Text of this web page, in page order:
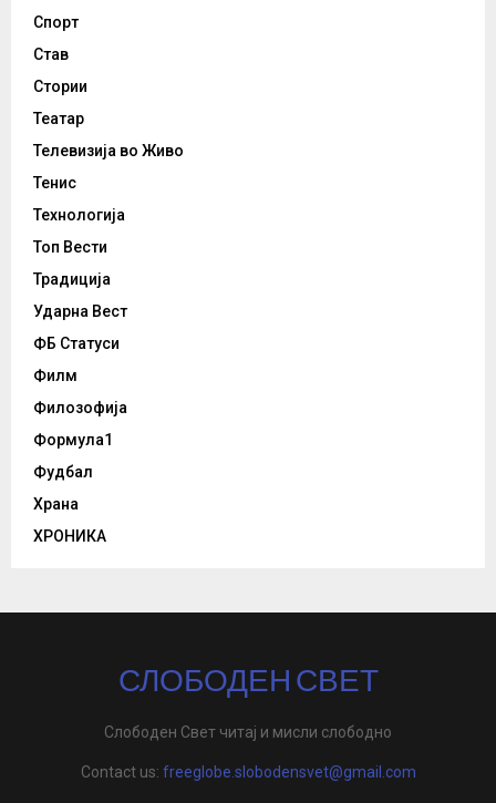
Спорт
Став
Стории
Театар
Телевизија во Живо
Тенис
Технологија
Топ Вести
Традиција
Ударна Вест
ФБ Статуси
Филм
Филозофија
Формула1
Фудбал
Храна
ХРОНИКА
СЛОБОДЕН СВЕТ
Слободен Свет читај и мисли слободно
Contact us: freeglobe.slobodensvet@gmail.com